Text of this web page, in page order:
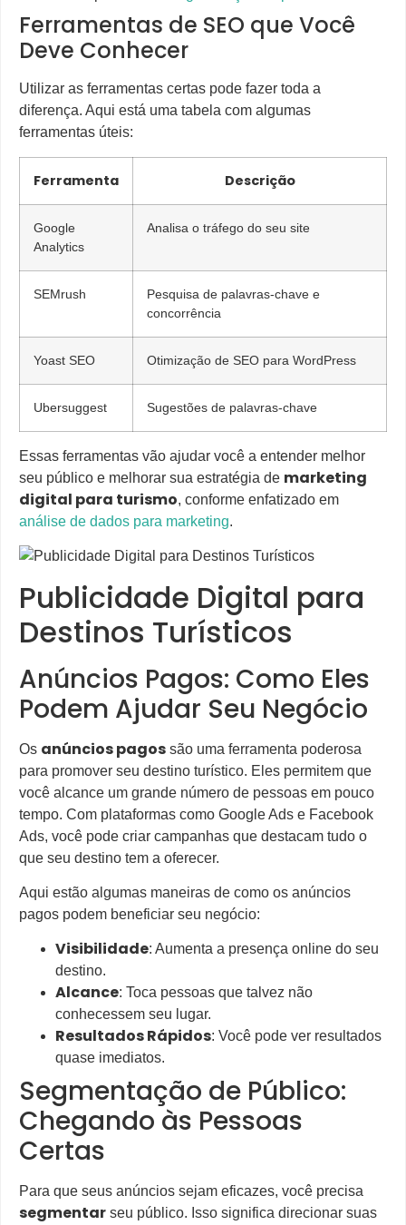
Ferramentas de SEO que Você
Deve Conhecer
Utilizar as ferramentas certas pode fazer toda a
diferença. Aqui está uma tabela com algumas
ferramentas úteis:
Ferramenta Descrição
Google
Analytics
Analisa o tráfego do seu site
SEMrush
Pesquisa de palavras-chave e
concorrência
Yoast SEO Otimização de SEO para WordPress
Ubersuggest Sugestões de palavras-chave
Essas ferramentas vão ajudar você a entender melhor
seu público e melhorar sua estratégia de marketing
digital para turismo, conforme enfatizado em
análise de dados para marketing.
Publicidade Digital para
Destinos Turísticos
Anúncios Pagos: Como Eles
Podem Ajudar Seu Negócio
Os anúncios pagos são uma ferramenta poderosa
para promover seu destino turístico. Eles permitem que
você alcance um grande número de pessoas em pouco
tempo. Com plataformas como Google Ads e Facebook
Ads, você pode criar campanhas que destacam tudo o
que seu destino tem a oferecer.
Aqui estão algumas maneiras de como os anúncios
pagos podem beneficiar seu negócio:
Visibilidade: Aumenta a presença online do seu
destino.
Alcance: Toca pessoas que talvez não
conhecessem seu lugar.
Resultados Rápidos: Você pode ver resultados
quase imediatos.
Segmentação de Público:
Chegando às Pessoas
Certas
Para que seus anúncios sejam eficazes, você precisa
segmentar seu público. Isso significa direcionar suas